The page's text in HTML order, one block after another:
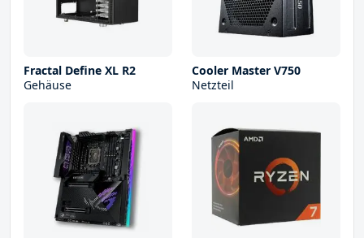
Fractal Define XL R2
Gehäuse
Cooler Master V750
Netzteil